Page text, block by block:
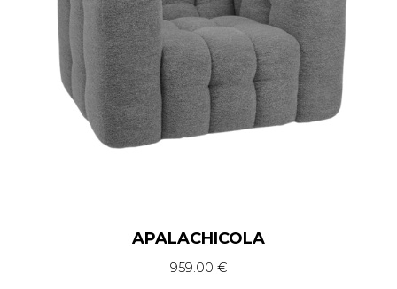
APALACHICOLA
959.00 €